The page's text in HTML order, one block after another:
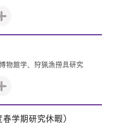
物館学、狩猟漁撈具研究
学期研究休暇）